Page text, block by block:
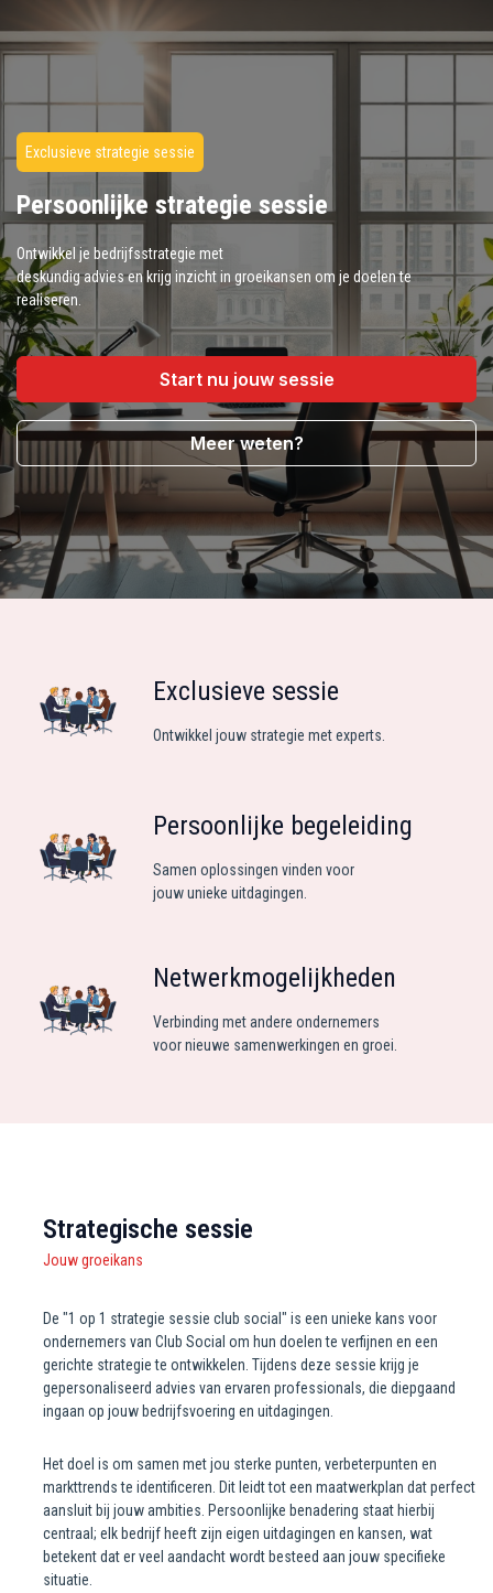
Exclusieve strategie sessie
Persoonlijke strategie sessie
Ontwikkel je bedrijfsstrategie met
deskundig advies en krijg inzicht in groeikansen om je doelen te
realiseren.
Start nu jouw sessie
Meer weten?
Exclusieve sessie
Ontwikkel jouw strategie met experts.
Persoonlijke begeleiding
Samen oplossingen vinden voor
jouw unieke uitdagingen.
Netwerkmogelijkheden
Verbinding met andere ondernemers
voor nieuwe samenwerkingen en groei.
Strategische sessie
Jouw groeikans
De "1 op 1 strategie sessie club social" is een unieke kans voor
ondernemers van Club Social om hun doelen te verfijnen en een
gerichte strategie te ontwikkelen. Tijdens deze sessie krijg je
gepersonaliseerd advies van ervaren professionals, die diepgaand
ingaan op jouw bedrijfsvoering en uitdagingen.
Het doel is om samen met jou sterke punten, verbeterpunten en
markttrends te identificeren. Dit leidt tot een maatwerkplan dat perfect
aansluit bij jouw ambities. Persoonlijke benadering staat hierbij
centraal; elk bedrijf heeft zijn eigen uitdagingen en kansen, wat
betekent dat er veel aandacht wordt besteed aan jouw specifieke
situatie.